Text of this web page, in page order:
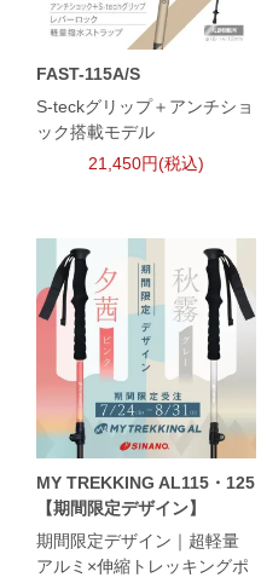
FAST-115A/S
S-teckグリップ＋アンチショ
ック搭載モデル
21,450円(税込)
MY TREKKING AL115・125
【期間限定デザイン】
期間限定デザイン｜超軽量
アルミ×伸縮トレッキングポ